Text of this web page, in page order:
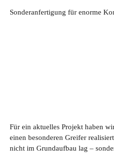
Sonderanfertigung für enorme
Für ein aktuelles Projekt haben
einen besonderen Greifer
nicht im Grundaufbau lag –